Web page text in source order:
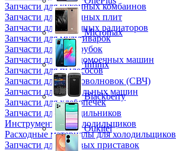
Запчасти для кухонных комбаинов
Запчасти для кухонных плит
Запчасти для масляных радиаторов
Запчасти для мультиварок
Запчасти для мясорубок
Запчасти для посудомоечных машин
Запчасти для пылесосов
Запчасти для микроволновок (СВЧ)
Запчасти для стиральных машин
Запчасти для хлебопечек
Запчасти для холодильников
Инструмент для холодильщиков
Расходные материалы для холодильщиков
Запчасти для игровых приставок
Micromax
Infinix
Blackberry
Oukitel